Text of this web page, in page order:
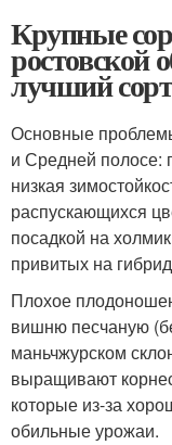
Крупные
ростовской
лучший
Основные
и Средней полосе:
низкая
распускающихся
посадкой на
привитых на
Плохое
вишню песчаную
маньчжурском
выращивают
которые из-за
обильные урожаи.